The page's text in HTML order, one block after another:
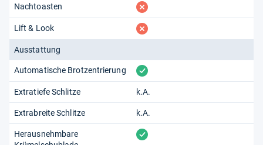
Nachtoasten fehlt
Lift & Look fehlt
Ausstattung
Automatische Brotzentrierung vorhanden
Extratiefe Schlitze k.A.
Extrabreite Schlitze k.A.
Herausnehmbare
vorhanden